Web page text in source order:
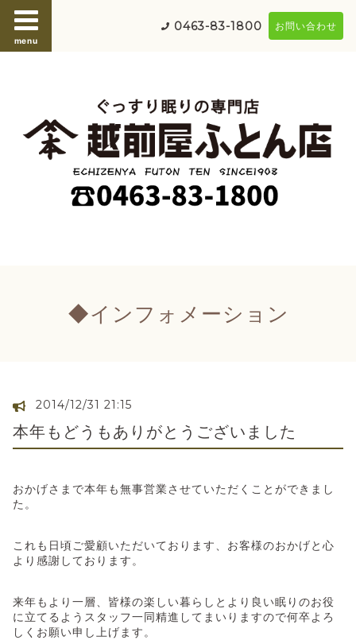
menu
0463-83-1800 お問い合わせ
◆インフォメーション
2014/12/31 21:15
本年もどうもありがとうございました
おかげさまで本年も無事営業させていただくことができまし
た。
これも日頃ご愛顧いただいております、お客様のおかげと心
より感謝しております。
来年もより一層、皆様の楽しい暮らしとより良い眠りのお役
に立てるようスタッフ一同精進してまいりますので何卒よろ
しくお願い申し上げます。